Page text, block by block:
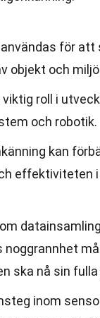
för att
objekt och
viktig roll i
och robotik.
kan
effektiviteten i
noggrannhet
ska nå sin
inom